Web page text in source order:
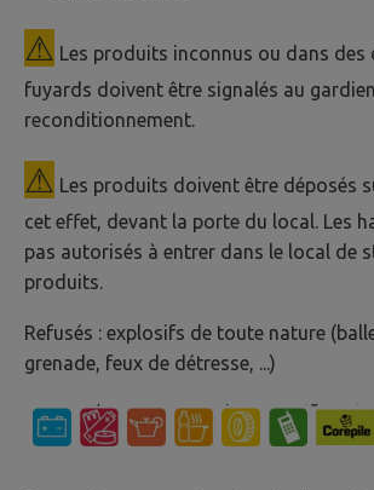
⚠ Les produits inconnus ou dans des
fuyards doivent être signalés au
reconditionnement.
⚠ Les produits doivent être déposés
cet effet, devant la porte du local. Les
pas autorisés à entrer dans le local de
produits.
Refusés : explosifs de toute nature
grenade, feux de détresse, ...)